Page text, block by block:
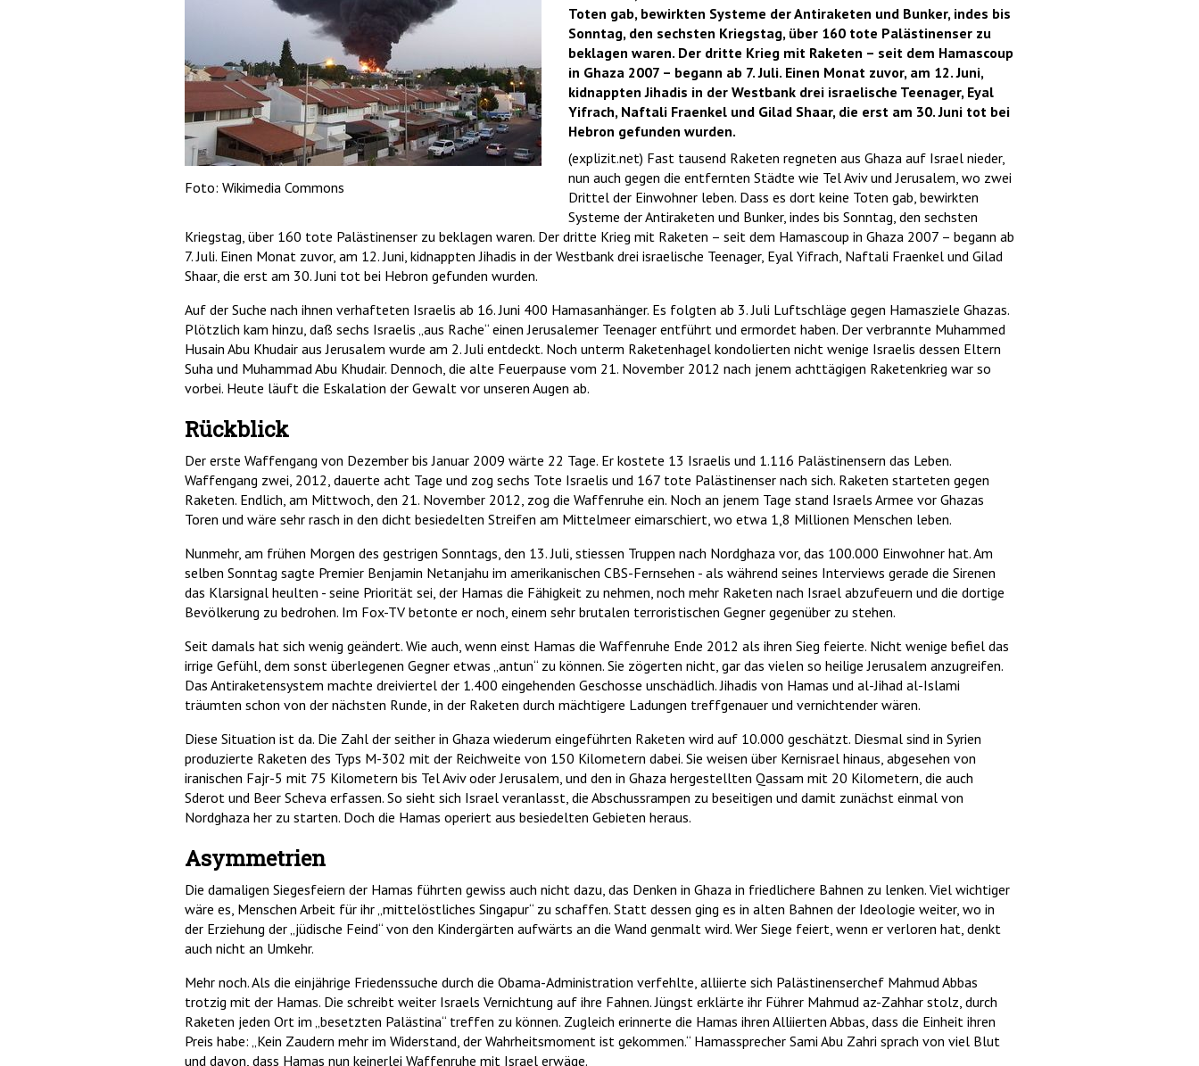
Foto: Wikimedia Commons
Toten gab, bewirkten Systeme der Antiraketen und Bunker, indes bis
Sonntag, den sechsten Kriegstag, über 160 tote Palästinenser zu
beklagen waren. Der dritte Krieg mit Raketen – seit dem Hamascoup
in Ghaza 2007 – begann ab 7. Juli. Einen Monat zuvor, am 12. Juni,
kidnappten Jihadis in der Westbank drei israelische Teenager, Eyal
Yifrach, Naftali Fraenkel und Gilad Shaar, die erst am 30. Juni tot bei
Hebron gefunden wurden.
(explizit.net) Fast tausend Raketen regneten aus Ghaza auf Israel nieder,
nun auch gegen die entfernten Städte wie Tel Aviv und Jerusalem, wo zwei
Drittel der Einwohner leben. Dass es dort keine Toten gab, bewirkten
Systeme der Antiraketen und Bunker, indes bis Sonntag, den sechsten
Kriegstag, über 160 tote Palästinenser zu beklagen waren. Der dritte Krieg mit Raketen – seit dem Hamascoup in Ghaza 2007 – begann ab
7. Juli. Einen Monat zuvor, am 12. Juni, kidnappten Jihadis in der Westbank drei israelische Teenager, Eyal Yifrach, Naftali Fraenkel und Gilad
Shaar, die erst am 30. Juni tot bei Hebron gefunden wurden.
Auf der Suche nach ihnen verhafteten Israelis ab 16. Juni 400 Hamasanhänger. Es folgten ab 3. Juli Luftschläge gegen Hamasziele Ghazas.
Plötzlich kam hinzu, daß sechs Israelis „aus Rache“ einen Jerusalemer Teenager entführt und ermordet haben. Der verbrannte Muhammed
Husain Abu Khudair aus Jerusalem wurde am 2. Juli entdeckt. Noch unterm Raketenhagel kondolierten nicht wenige Israelis dessen Eltern
Suha und Muhammad Abu Khudair. Dennoch, die alte Feuerpause vom 21. November 2012 nach jenem achttägigen Raketenkrieg war so
vorbei. Heute läuft die Eskalation der Gewalt vor unseren Augen ab.
Rückblick
Der erste Waffengang von Dezember bis Januar 2009 wärte 22 Tage. Er kostete 13 Israelis und 1.116 Palästinensern das Leben.
Waffengang zwei, 2012, dauerte acht Tage und zog sechs Tote Israelis und 167 tote Palästinenser nach sich. Raketen starteten gegen
Raketen. Endlich, am Mittwoch, den 21. November 2012, zog die Waffenruhe ein. Noch an jenem Tage stand Israels Armee vor Ghazas
Toren und wäre sehr rasch in den dicht besiedelten Streifen am Mittelmeer eimarschiert, wo etwa 1,8 Millionen Menschen leben.
Nunmehr, am frühen Morgen des gestrigen Sonntags, den 13. Juli, stiessen Truppen nach Nordghaza vor, das 100.000 Einwohner hat. Am
selben Sonntag sagte Premier Benjamin Netanjahu im amerikanischen CBS-Fernsehen - als während seines Interviews gerade die Sirenen
das Klarsignal heulten - seine Priorität sei, der Hamas die Fähigkeit zu nehmen, noch mehr Raketen nach Israel abzufeuern und die dortige
Bevölkerung zu bedrohen. Im Fox-TV betonte er noch, einem sehr brutalen terroristischen Gegner gegenüber zu stehen.
Seit damals hat sich wenig geändert. Wie auch, wenn einst Hamas die Waffenruhe Ende 2012 als ihren Sieg feierte. Nicht wenige befiel das
irrige Gefühl, dem sonst überlegenen Gegner etwas „antun“ zu können. Sie zögerten nicht, gar das vielen so heilige Jerusalem anzugreifen.
Das Antiraketensystem machte dreiviertel der 1.400 eingehenden Geschosse unschädlich. Jihadis von Hamas und al-Jihad al-Islami
träumten schon von der nächsten Runde, in der Raketen durch mächtigere Ladungen treffgenauer und vernichtender wären.
Diese Situation ist da. Die Zahl der seither in Ghaza wiederum eingeführten Raketen wird auf 10.000 geschätzt. Diesmal sind in Syrien
produzierte Raketen des Typs M-302 mit der Reichweite von 150 Kilometern dabei. Sie weisen über Kernisrael hinaus, abgesehen von
iranischen Fajr-5 mit 75 Kilometern bis Tel Aviv oder Jerusalem, und den in Ghaza hergestellten Qassam mit 20 Kilometern, die auch
Sderot und Beer Scheva erfassen. So sieht sich Israel veranlasst, die Abschussrampen zu beseitigen und damit zunächst einmal von
Nordghaza her zu starten. Doch die Hamas operiert aus besiedelten Gebieten heraus.
Asymmetrien
Die damaligen Siegesfeiern der Hamas führten gewiss auch nicht dazu, das Denken in Ghaza in friedlichere Bahnen zu lenken. Viel wichtiger
wäre es, Menschen Arbeit für ihr „mittelöstliches Singapur“ zu schaffen. Statt dessen ging es in alten Bahnen der Ideologie weiter, wo in
der Erziehung der „jüdische Feind“ von den Kindergärten aufwärts an die Wand genmalt wird. Wer Siege feiert, wenn er verloren hat, denkt
auch nicht an Umkehr.
Mehr noch. Als die einjährige Friedenssuche durch die Obama-Administration verfehlte, alliierte sich Palästinenserchef Mahmud Abbas
trotzig mit der Hamas. Die schreibt weiter Israels Vernichtung auf ihre Fahnen. Jüngst erklärte ihr Führer Mahmud az-Zahhar stolz, durch
Raketen jeden Ort im „besetzten Palästina“ treffen zu können. Zugleich erinnerte die Hamas ihren Alliierten Abbas, dass die Einheit ihren
Preis habe: „Kein Zaudern mehr im Widerstand, der Wahrheitsmoment ist gekommen.“ Hamassprecher Sami Abu Zahri sprach von viel Blut
und davon, dass Hamas nun keinerlei Waffenruhe mit Israel erwäge.